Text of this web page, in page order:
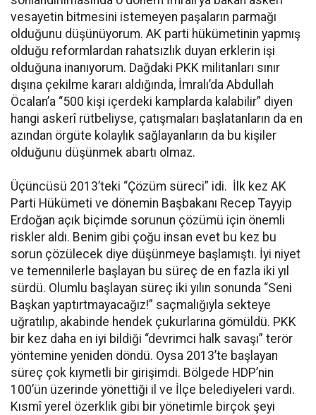
vesayetin bitmesini istemeyen paşaların parmağı
olduğunu düşünüyorum. AK parti hükümetinin yapmış
olduğu reformlardan rahatsızlık duyan erklerin işi
olduğuna inanıyorum. Dağdaki PKK militanları sınır
dışına çekilme kararı aldığında, İmralı’da Abdullah
Öcalan’a “500 kişi içerdeki kamplarda kalabilir” diyen
hangi askerî rütbeliyse, çatışmaları başlatanların da en
azından örgüte kolaylık sağlayanların da bu kişiler
olduğunu düşünmek abartı olmaz.
Üçüncüsü 2013’teki “Çözüm süreci” idi. İlk kez AK
Parti Hükümeti ve dönemin Başbakanı Recep Tayyip
Erdoğan açık biçimde sorunun çözümü için önemli
riskler aldı. Benim gibi çoğu insan evet bu kez bu
sorun çözülecek diye düşünmeye başlamıştı. İyi niyet
ve temennilerle başlayan bu süreç de en fazla iki yıl
sürdü. Olumlu başlayan süreç iki yılın sonunda “Seni
Başkan yaptırtmayacağız!” saçmalığıyla sekteye
uğratılıp, akabinde hendek çukurlarına gömüldü. PKK
bir kez daha en iyi bildiği “devrimci halk savaşı” terör
yöntemine yeniden döndü. Oysa 2013’te başlayan
süreç çok kıymetli bir girişimdi. Bölgede HDP’nin
100’ün üzerinde yönettiği il ve İlçe belediyeleri vardı.
Kısmî yerel özerklik gibi bir yönetimle birçok şeyi